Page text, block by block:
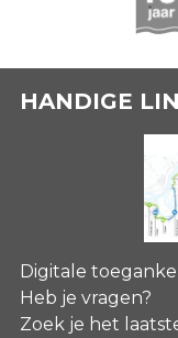
HANDIGE
Digitale
Heb je vragen?
Zoek je het